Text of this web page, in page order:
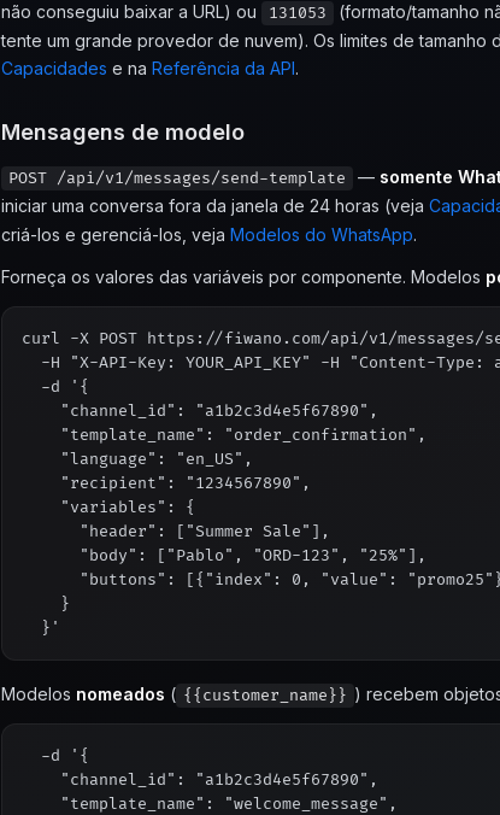
não conseguiu baixar a URL) ou
131053
(formato/tamanho
tente um grande provedor de nuvem). Os limites de
Capacidades e na Referência da API.
Mensagens de modelo
POST /api/v1/messages/send-template — somente
iniciar uma conversa fora da janela de 24 horas (veja
criá-los e gerenciá-los, veja Modelos do WhatsApp.
Forneça os valores das variáveis por componente. Modelos
curl -X POST https://fiwano.com/api/v1/messages/
-H "X-API-Key: YOUR_API_KEY" -H "Content-Type:
  -d '{
    "channel_id": "a1b2c3d4e5f67890",
    "template_name": "order_confirmation",
    "language": "en_US",
    "recipient": "1234567890",
    "variables": {
      "header": ["Summer Sale"],
      "body": ["Pablo", "ORD-123", "25%"],
"buttons": [{"index": 0, "value":
    }
Modelos nomeados ( {{customer_name}} ) recebem
  -d '{
    "channel_id": "a1b2c3d4e5f67890",
    "template_name": "welcome_message",